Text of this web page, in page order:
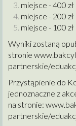
miejsce - 400 zł
miejsce - 200 zł
miejsce - 100 zł
Wyniki zostaną
stronie
partnerskie/
Przystąpienie do
jednoznaczne z
na stronie:
partnerskie/